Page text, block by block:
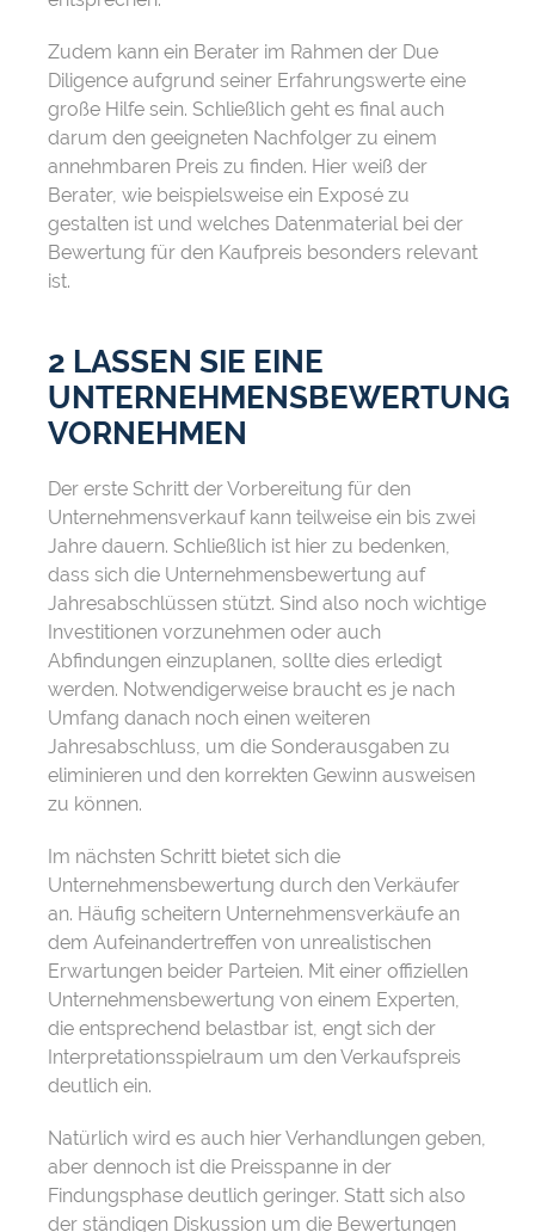
Zudem kann ein Berater im Rahmen der Due
Diligence aufgrund seiner Erfahrungswerte eine
große Hilfe sein. Schließlich geht es final auch
darum den geeigneten Nachfolger zu einem
annehmbaren Preis zu finden. Hier weiß der
Berater, wie beispielsweise ein Exposé zu
gestalten ist und welches Datenmaterial bei der
Bewertung für den Kaufpreis besonders relevant
ist.
2 LASSEN SIE EINE
UNTERNEHMENSBEWERTUNG
VORNEHMEN
Der erste Schritt der Vorbereitung für den
Unternehmensverkauf kann teilweise ein bis zwei
Jahre dauern. Schließlich ist hier zu bedenken,
dass sich die Unternehmensbewertung auf
Jahresabschlüssen stützt. Sind also noch wichtige
Investitionen vorzunehmen oder auch
Abfindungen einzuplanen, sollte dies erledigt
werden. Notwendigerweise braucht es je nach
Umfang danach noch einen weiteren
Jahresabschluss, um die Sonderausgaben zu
eliminieren und den korrekten Gewinn ausweisen
zu können.
Im nächsten Schritt bietet sich die
Unternehmensbewertung durch den Verkäufer
an. Häufig scheitern Unternehmensverkäufe an
dem Aufeinandertreffen von unrealistischen
Erwartungen beider Parteien. Mit einer offiziellen
Unternehmensbewertung von einem Experten,
die entsprechend belastbar ist, engt sich der
Interpretationsspielraum um den Verkaufspreis
deutlich ein.
Natürlich wird es auch hier Verhandlungen geben,
aber dennoch ist die Preisspanne in der
Findungsphase deutlich geringer. Statt sich also
der ständigen Diskussion um die Bewertungen